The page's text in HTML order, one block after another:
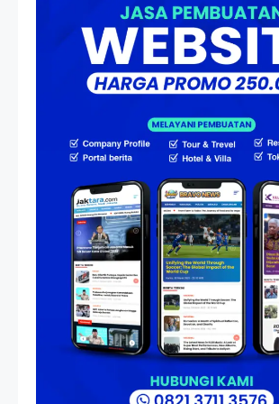
Artikel
HP Dopod U1000, Laptop Mini
yang Mendahului Zaman
Sebelum Era iPhone dan
Smartphone
Resonansi
Seri 1: Republik Karang
Kedempel, Lahirnya Politik
Non-Blok ke Go-Blok!
Artikel
Menelusuri Akar Sejarah Ulang
Tahun PPU, Pertentangan
Bulan Peringatan vs
Pengesahan UU 7/2002